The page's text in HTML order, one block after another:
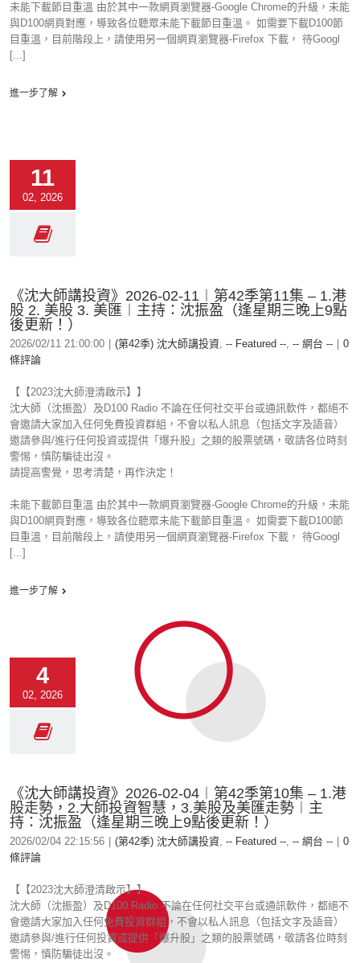
未能下載節目重溫 由於其中一款網頁瀏覽器-Google Chrome的升級，未能
與D100網頁對應，導致各位聽眾未能下載節目重溫。 如需要下載D100節
目重溫，目前階段上，請使用另一個網頁瀏覽器-Firefox 下載， 待Googl
[...]
進一步了解
11
02, 2026
《沈大師講投資》2026-02-11︱第42季第11集 – 1.港
股 2. 美股 3. 美匯︱主持：沈振盈（逢星期三晚上9點
後更新！）
2026/02/11 21:00:00 (第42季) 沈大師講投資, -- Featured --, -- 網台 --
0
條評論
【【2023沈大師澄清啟示】】
沈大師（沈振盈）及D100 Radio 不論在任何社交平台或通訊軟件，都絕不
會邀請大家加入任何免費投資群組，不會以私人訊息（包括文字及語音）
邀請參與/進行任何投資或提供「爆升股」之類的股票號碼，敬請各位時刻
警惕，慎防騙徒出沒。
請提高警覺，思考清楚，再作決定！
未能下載節目重溫 由於其中一款網頁瀏覽器-Google Chrome的升級，未能
與D100網頁對應，導致各位聽眾未能下載節目重溫。 如需要下載D100節
目重溫，目前階段上，請使用另一個網頁瀏覽器-Firefox 下載， 待Googl
[...]
進一步了解
4
02, 2026
《沈大師講投資》2026-02-04︱第42季第10集 – 1.港
股走勢，2.大師投資智慧，3.美股及美匯走勢︱主
持：沈振盈（逢星期三晚上9點後更新！）
2026/02/04 22:15:56 (第42季) 沈大師講投資, -- Featured --, -- 網台 --
0
條評論
【【2023沈大師澄清啟示】】
沈大師（沈振盈）及D100 Radio 不論在任何社交平台或通訊軟件，都絕不
會邀請大家加入任何免費投資群組，不會以私人訊息（包括文字及語音）
邀請參與/進行任何投資或提供「爆升股」之類的股票號碼，敬請各位時刻
警惕，慎防騙徒出沒。